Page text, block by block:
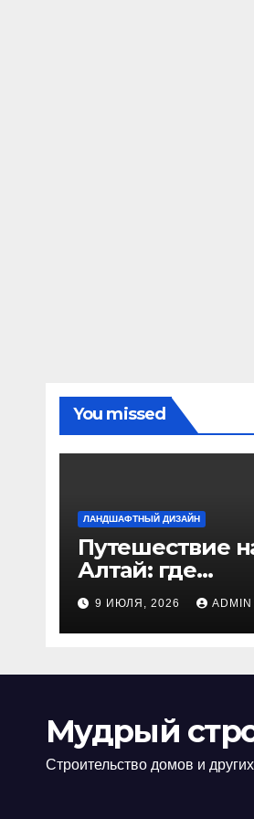
You missed
ЛАНДШАФТНЫЙ ДИЗАЙН
Путешествие
Алтай: где
природа
встречается с
духом
9 ИЮЛЯ, 2026 ADMIN
Мудрый
Строительство домов и